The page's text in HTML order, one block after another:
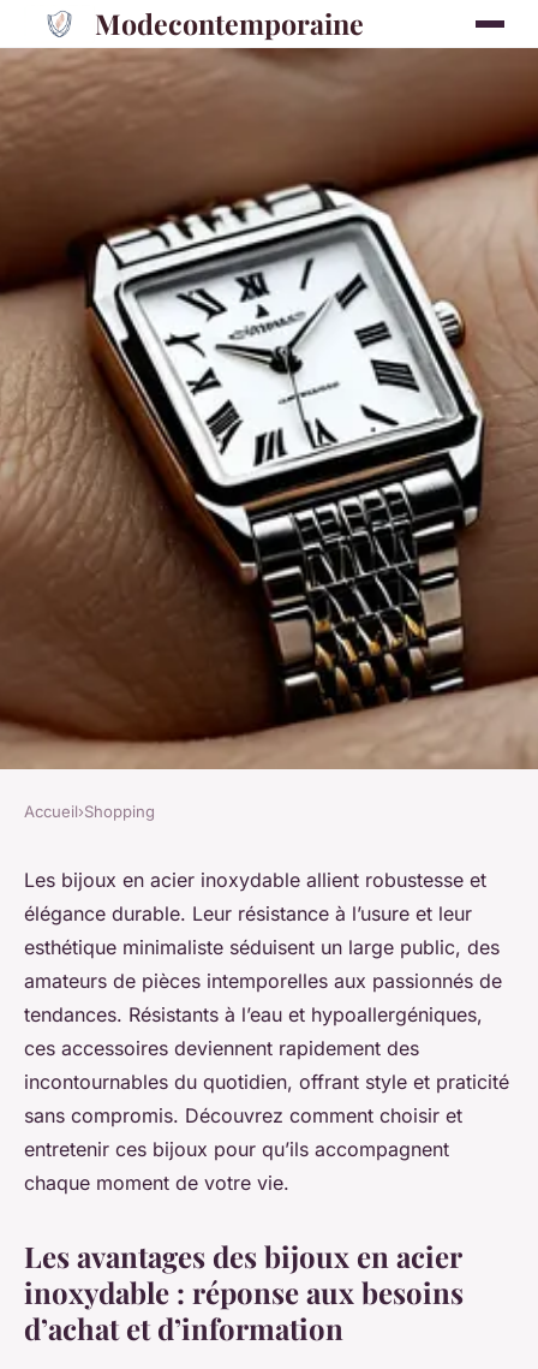
Modecontemporaine
SHOPPING
Bijoux acier inoxydable :
durabilité et style intemporel
Victor•30 juin 2025•7 min de lecture
Accueil›Shopping
Les bijoux en acier inoxydable allient robustesse et
élégance durable. Leur résistance à l’usure et leur
esthétique minimaliste séduisent un large public, des
amateurs de pièces intemporelles aux passionnés de
tendances. Résistants à l’eau et hypoallergéniques,
ces accessoires deviennent rapidement des
incontournables du quotidien, offrant style et praticité
sans compromis. Découvrez comment choisir et
entretenir ces bijoux pour qu’ils accompagnent
chaque moment de votre vie.
Les avantages des bijoux en acier
inoxydable : réponse aux besoins
d’achat et d’information